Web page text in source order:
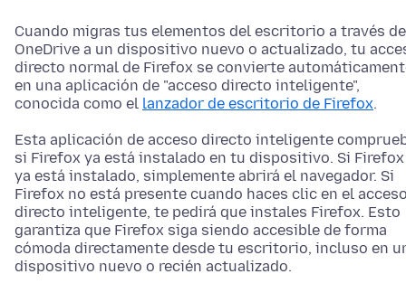
Cuando migras tus elementos del escritorio a través de
OneDrive a un dispositivo nuevo o actualizado, tu
directo normal de Firefox se convierte
en una aplicación de "acceso directo inteligente",
conocida como el lanzador de escritorio de Firefox.
Esta aplicación de acceso directo inteligente
si Firefox ya está instalado en tu dispositivo. Si Firefox
ya está instalado, simplemente abrirá el navegador. Si
Firefox no está presente cuando haces clic en el
directo inteligente, te pedirá que instales Firefox. Esto
garantiza que Firefox siga siendo accesible de forma
cómoda directamente desde tu escritorio, incluso en
dispositivo nuevo o recién actualizado.